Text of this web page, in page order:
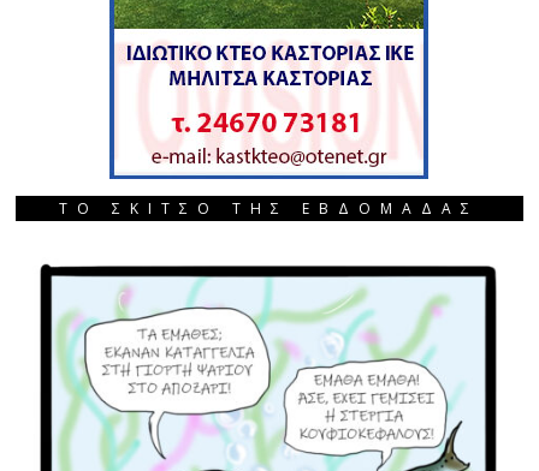
ΤΟ ΣΚΙΤΣΟ ΤΗΣ ΕΒΔΟΜΑΔΑΣ